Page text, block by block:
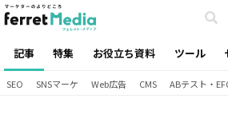
記事 特集 お役立ち資料 ツール
SEO SNSマーケ Web広告 CMS ABテスト・